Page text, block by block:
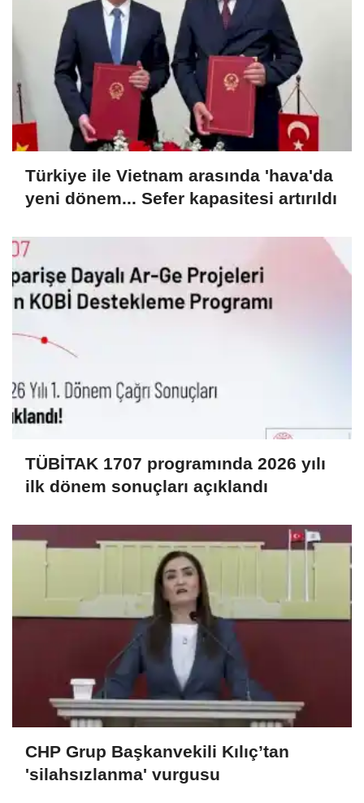
Türkiye ile Vietnam arasında 'hava'da
yeni dönem... Sefer kapasitesi artırıldı
TÜBİTAK 1707 programında 2026 yılı
ilk dönem sonuçları açıklandı
CHP Grup Başkanvekili Kılıç’tan
'silahsızlanma' vurgusu